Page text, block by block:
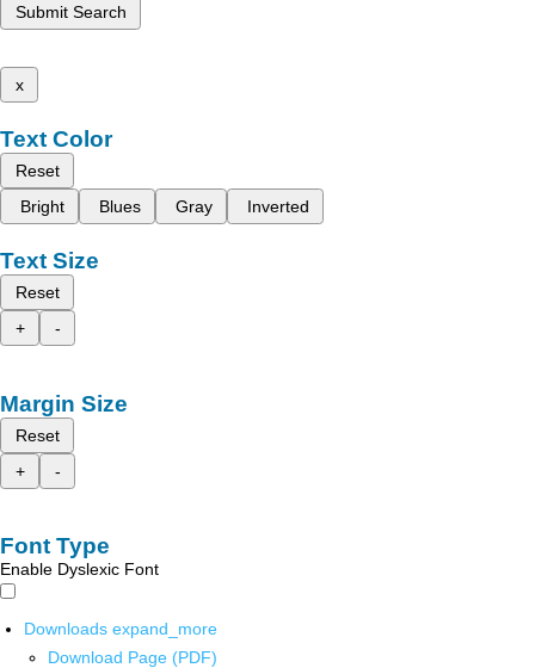
Submit Search
x
Text Color
Reset
Bright
Blues Gray Inverted
Text Size
Reset
+
-
Margin Size
Reset
+
-
Font Type
Enable Dyslexic Font
Downloads expand_more
Download Page (PDF)